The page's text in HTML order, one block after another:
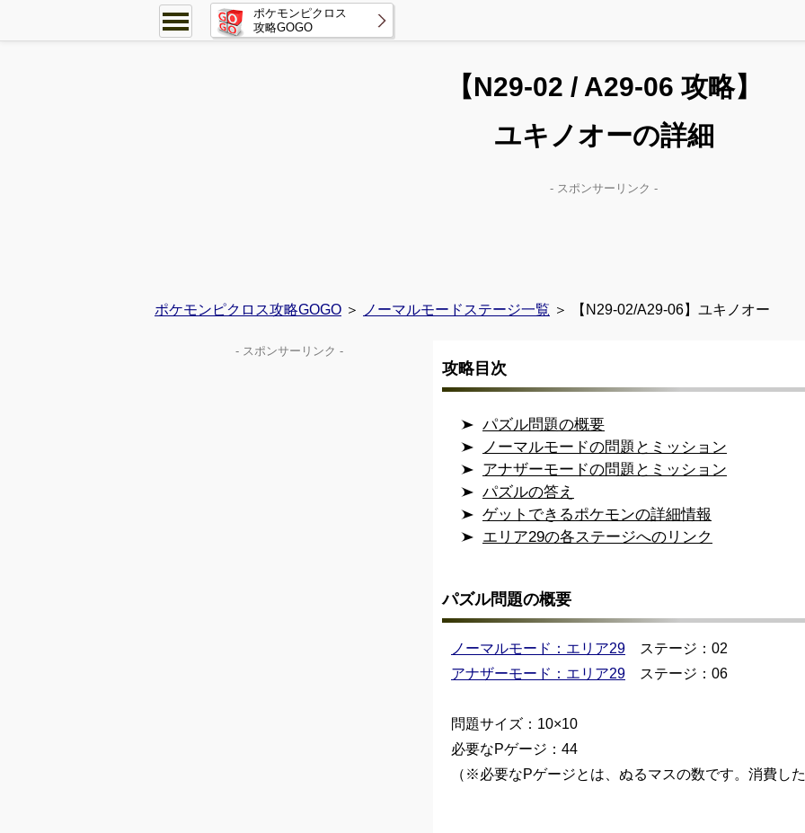
ポケモンピクロス
攻略GOGO
【N29-02 / A29-06 攻略】
ユキノオーの詳細
- スポンサーリンク -
ポケモンピクロス攻略GOGO ＞ ノーマルモードステージ一覧 ＞ 【N29-02/A29-06】ユキノオー
攻略目次
パズル問題の概要
ノーマルモードの問題とミッション
アナザーモードの問題とミッション
パズルの答え
ゲットできるポケモンの詳細情報
エリア29の各ステージへのリンク
パズル問題の概要
ノーマルモード：エリア29 ステージ：02
アナザーモード：エリア29 ステージ：06
問題サイズ：10×10
必要なPゲージ：44
（※必要なPゲージとは、ぬるマスの数です。消費し
- スポンサーリンク -